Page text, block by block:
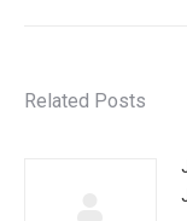
Related Posts